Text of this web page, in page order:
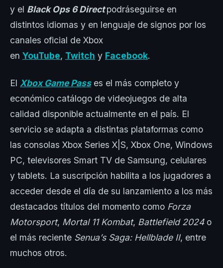
y el Black Ops 6 Directpodráseguirse en
distintos idiomas y en lenguaje de signos por los
canales oficial de Xbox
en YouTube, Twitch y Facebook.
El Xbox Game Passes el más completo y
económico catálogo de videojuegos de alta
calidad disponible actualmente en el país. El
servicio se adapta a distintas plataformas como
las consolas Xbox Series X|S, Xbox One, Windows
PC, televisores Smart TV de Samsung, celulares
y tablets. La suscripción habilita a los jugadores a
acceder desde el día de su lanzamiento a los más
destacados títulos del momento como Forza
Motorsport, Mortal 11 Kombat, Battlefield 2024o
el más reciente Senua’s Saga: Hellblade II, entre
muchos otros.